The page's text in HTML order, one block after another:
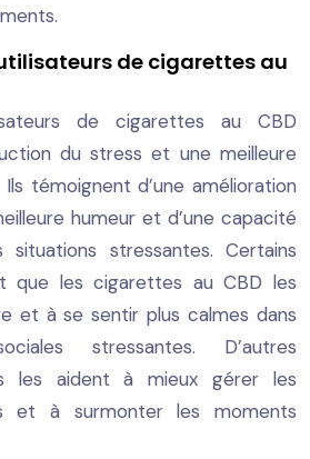
de cigarettes au
de cigarettes au CBD
du stress et une meilleure
témoignent d’une amélioration
humeur et d’une capacité
stressantes. Certains
que les cigarettes au CBD les
et à se sentir plus calmes dans
stressantes. D’autres
les aident à mieux gérer les
et à surmonter les moments